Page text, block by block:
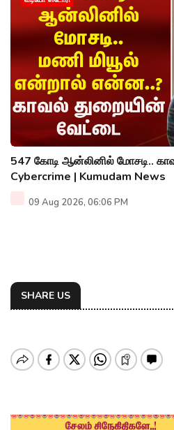
547 கோடி ஆன்லினில் மோசடி..
Cybercrime | Kumudam News
09 Aug 2026, 06:06 PM
SHARE US